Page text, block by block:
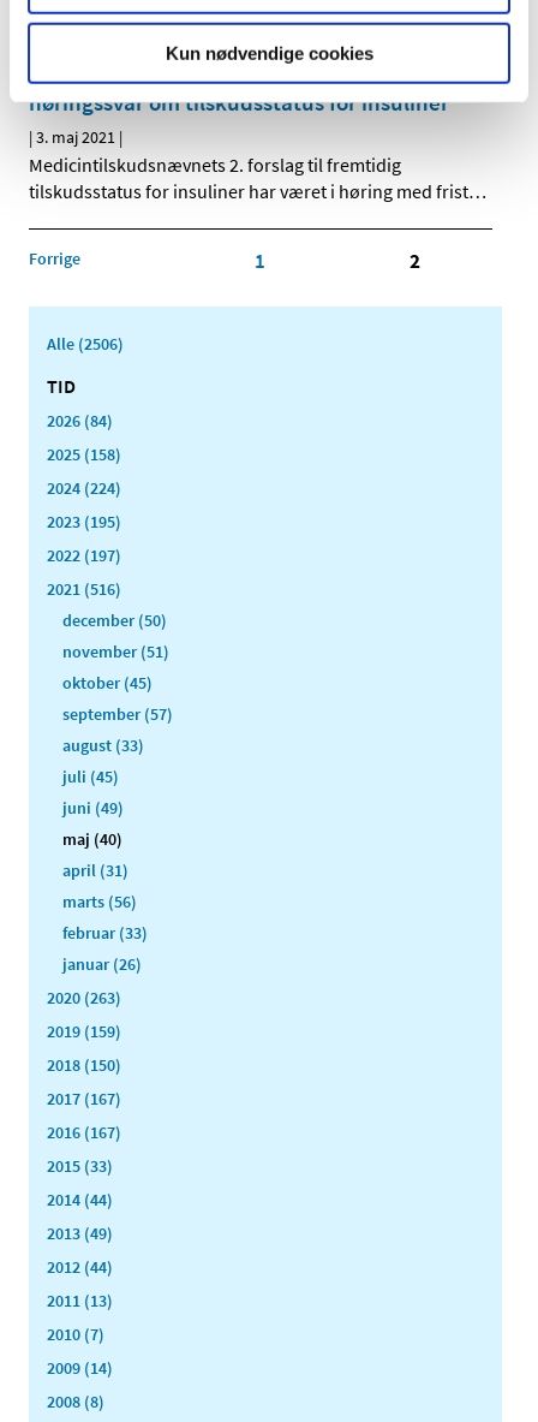
Kun nødvendige cookies
patienterne, hvor de er, i en hurtigere og mere effektiv…
Medicintilskudsnævnet har modtaget 10 nye
høringssvar om tilskudsstatus for insuliner
| 3. maj 2021 |
Medicintilskudsnævnets 2. forslag til fremtidig
tilskudsstatus for insuliner har været i høring med frist…
Forrige 1 2
Alle (2506)
TID
2026 (84)
2025 (158)
2024 (224)
2023 (195)
2022 (197)
2021 (516)
december (50)
november (51)
oktober (45)
september (57)
august (33)
juli (45)
juni (49)
maj (40)
april (31)
marts (56)
februar (33)
januar (26)
2020 (263)
2019 (159)
2018 (150)
2017 (167)
2016 (167)
2015 (33)
2014 (44)
2013 (49)
2012 (44)
2011 (13)
2010 (7)
2009 (14)
2008 (8)